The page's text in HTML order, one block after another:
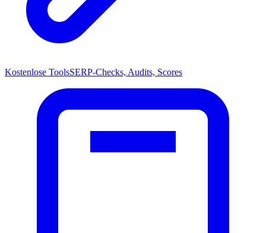
Kostenlose ToolsSERP-Checks, Audits, Scores